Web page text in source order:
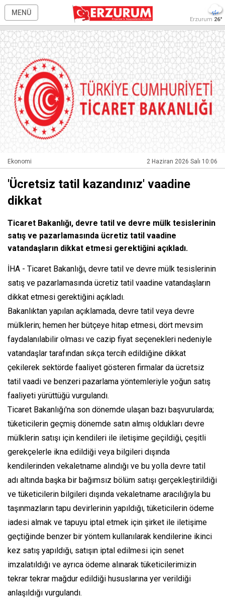
MENÜ
Erzurum 26°
Ekonomi 2 Haziran 2026 Salı 10:06
'Ücretsiz tatil kazandınız' vaadine
dikkat
Ticaret Bakanlığı, devre tatil ve devre mülk tesislerinin
satış ve pazarlamasında ücretiz tatil vaadine
vatandaşların dikkat etmesi gerektiğini açıkladı.
İHA - Ticaret Bakanlığı, devre tatil ve devre mülk tesislerinin
satış ve pazarlamasında ücretiz tatil vaadine vatandaşların
dikkat etmesi gerektiğini açıkladı.
Bakanlıktan yapılan açıklamada, devre tatil veya devre
mülklerin; hemen her bütçeye hitap etmesi, dört mevsim
faydalanılabilir olması ve cazip fiyat seçenekleri nedeniyle
vatandaşlar tarafından sıkça tercih edildiğine dikkat
çekilerek sektörde faaliyet gösteren firmalar da ücretsiz
tatil vaadi ve benzeri pazarlama yöntemleriyle yoğun satış
faaliyeti yürüttüğü vurgulandı.
Ticaret Bakanlığı'na son dönemde ulaşan bazı başvurularda;
tüketicilerin geçmiş dönemde satın almış oldukları devre
mülklerin satışı için kendileri ile iletişime geçildiği, çeşitli
gerekçelerle ikna edildiği veya bilgileri dışında
kendilerinden vekaletname alındığı ve bu yolla devre tatil
adı altında başka bir bağımsız bölüm satışı gerçekleştirildiği
ve tüketicilerin bilgileri dışında vekaletname aracılığıyla bu
taşınmazların tapu devirlerinin yapıldığı, tüketicilerin ödeme
iadesi almak ve tapuyu iptal etmek için şirket ile iletişime
geçtiğinde benzer bir yöntem kullanılarak kendilerine ikinci
kez satış yapıldığı, satışın iptal edilmesi için senet
imzalatıldığı ve ayrıca ödeme alınarak tüketicilerimizin
tekrar tekrar mağdur edildiği hususlarına yer verildiği
anlaşıldığı vurgulandı.